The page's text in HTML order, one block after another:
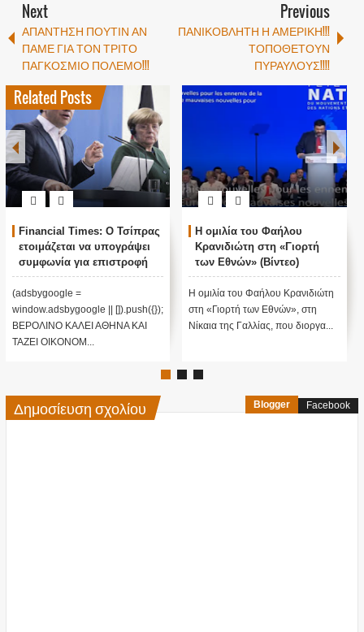
Next
ΑΠΑΝΤΗΣΗ ΠΟΥΤΙΝ ΑΝ
ΠΑΜΕ ΓΙΑ ΤΟΝ ΤΡΙΤΟ
ΠΑΓΚΟΣΜΙΟ ΠΟΛΕΜΟ!!!
Previous
ΠΑΝΙΚΟΒΛΗΤΗ Η ΑΜΕΡΙΚΗ!!!
ΤΟΠΟΘΕΤΟΥΝ
ΠΥΡΑΥΛΟΥΣ!!!!
Related Posts
Financial Times: Ο Τσίπρας
ετοιμάζεται να υπογράψει
συμφωνία για επιστροφή
μεταναστών
(adsbygoogle =
window.adsbygoogle || []).push({});
ΒΕΡΟΛΙΝΟ ΚΑΛΕΙ ΑΘΗΝΑ ΚΑΙ
ΤΑΖΕΙ ΟΙΚΟΝΟΜ...
Η ομιλία του Φαήλου
Κρανιδιώτη στη «Γιορτή
των Εθνών» (Βίντεο)
H ομιλία του Φαήλου Κρανιδιώτη
στη «Γιορτή των Εθνών», στη
Νίκαια της Γαλλίας, που διοργα...
Δημοσίευση σχολίου Blogger Facebook